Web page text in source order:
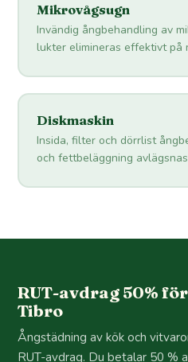
Mikrovågsugn
Invändig ångbehandling av
lukter elimineras effektivt på
Diskmaskin
Insida, filter och dörrlist
och fettbeläggning
RUT-avdrag 50%
Tibro
Ångstädning av kök och
RUT-avdrag. Du betalar 50 %